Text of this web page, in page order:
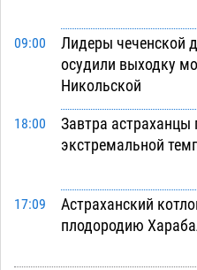
09:00
Лидеры чеченской
осудили выходку
Никольской
18:00
Завтра
экстремальной
17:09
Астраханский
плодородию